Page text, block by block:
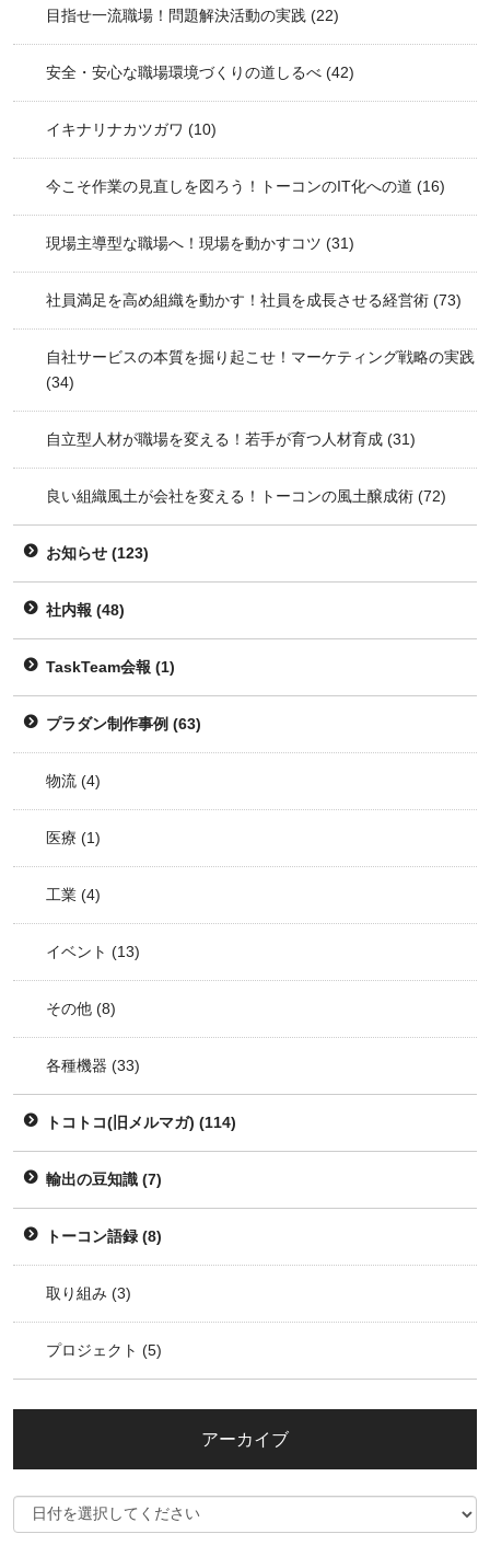
目指せ一流職場！問題解決活動の実践 (22)
安全・安心な職場環境づくりの道しるべ (42)
イキナリナカツガワ (10)
今こそ作業の見直しを図ろう！トーコンのIT化への道 (16)
現場主導型な職場へ！現場を動かすコツ (31)
社員満足を高め組織を動かす！社員を成長させる経営術 (73)
自社サービスの本質を掘り起こせ！マーケティング戦略の実践
(34)
自立型人材が職場を変える！若手が育つ人材育成 (31)
良い組織風土が会社を変える！トーコンの風土醸成術 (72)
お知らせ (123)
社内報 (48)
TaskTeam会報 (1)
プラダン制作事例 (63)
物流 (4)
医療 (1)
工業 (4)
イベント (13)
その他 (8)
各種機器 (33)
トコトコ(旧メルマガ) (114)
輸出の豆知識 (7)
トーコン語録 (8)
取り組み (3)
プロジェクト (5)
アーカイブ